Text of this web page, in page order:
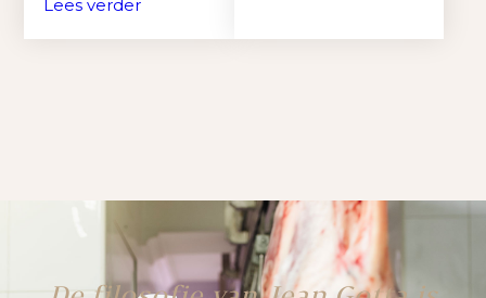
Lees verder